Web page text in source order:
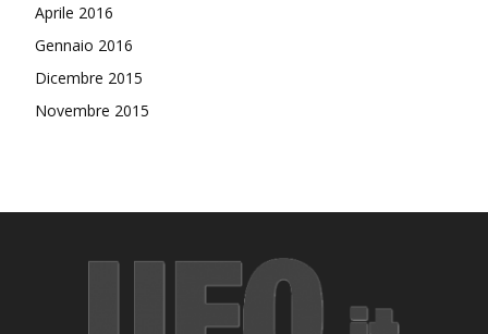
Aprile 2016
Gennaio 2016
Dicembre 2015
Novembre 2015